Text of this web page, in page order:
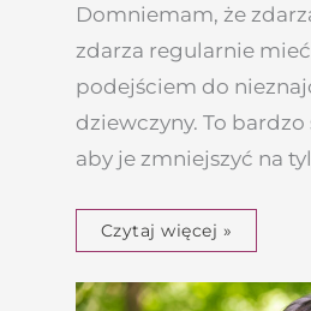
Domniemam, że
zdarza regularnie
podejściem do
dziewczyny. To
aby je zmniejszyć na
Czytaj więcej »